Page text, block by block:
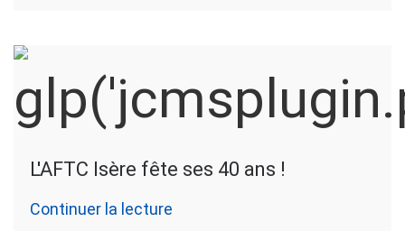
L'AFTC Isère fête ses 40 ans !
Continuer la lecture